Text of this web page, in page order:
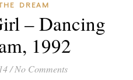
DREAM
– Dancing
1992
/ No Comments